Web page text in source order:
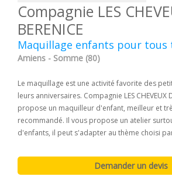
Compagnie LES
BERENICE
Maquillage enfants pour tous
Amiens - Somme (80)
Le maquillage est une activité favorite des
leurs anniversaires. Compagnie LES CHEVEUX
propose un maquilleur d'enfant, meilleur et
recommandé. Il vous propose un atelier
d'enfants, il peut s'adapter au thème choisi